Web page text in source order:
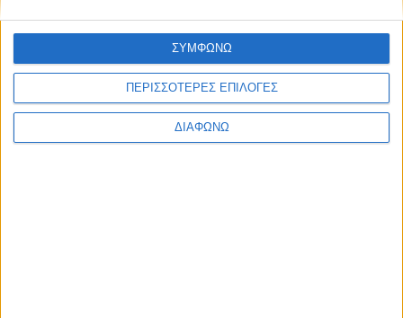
ΠΕΡΙΣΣΟΤΕΡΕΣ ΕΠΙΛΟΓΕΣ
ΔΙΑΦΩΝΩ
ΣΥΜΦΩΝΩ
Trailers